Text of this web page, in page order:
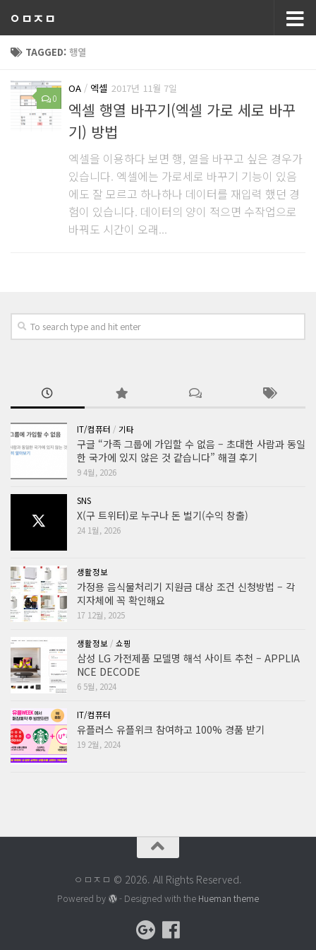
ㅇㅁㅈㅁ
TAGGED:행열
0
OA / 엑셀 2017년 11월 7일
엑셀 행열 바꾸기(엑셀 가로 세로 바꾸
기) 방법
엑셀을 이용하다 보면 행, 열을 바꾸고 싶은 경우가
있습니다. 엑셀에는 가로세로 바꾸기 기능이 있음
에도 잘 모르고 하나하나 데이터를 재입력 했던 경
험이 있습니다. 데이터의 양이 적으면 수작업으로
바꿔도 시간이 오래...
IT/컴퓨터 / 기타
구글 “가족 그룹에 가입할 수 없음 – 초대한 사람과 동일
한 국가에 있지 않은 것 같습니다” 해결 후기
9 4월, 2026
SNS
X(구 트위터)로 누구나 돈 벌기(수익 창출)
24 1월, 2026
생활정보
가정용 음식물처리기 지원금 대상 조건 신청방법 – 각
지자체에 꼭 확인해요
17 12월, 2025
생활정보 / 쇼핑
삼성 LG 가전제품 모델명 해석 사이트 추천 – APPLIA
NCE DECODE
6 5월, 2024
IT/컴퓨터
유플러스 유플위크 참여하고 100% 경품 받기
19 2월, 2024
ㅇㅁㅈㅁ © 2026. All Rights Reserved.
Powered by - Designed with the Hueman theme